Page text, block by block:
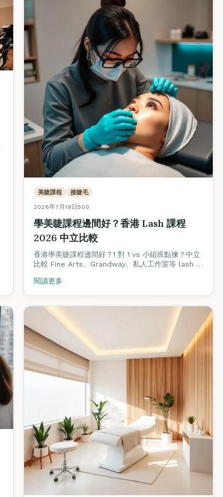
美睫課程 接睫毛
2026年7月19日500
學美睫課程邊間好？香港 Lash 課程
2026 中立比較
香港學美睫課程邊間好？1 對 1 vs 小組班點揀？中立
比較 Fine Arts、Grandway、私人工作室等 lash 課
援。
閱讀更多